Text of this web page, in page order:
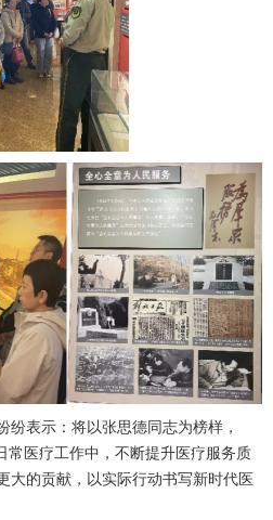
纷表示：将以张思德同志为榜样，
常医疗工作中，不断提升医疗服务质
大的贡献，以实际行动书写新时代医